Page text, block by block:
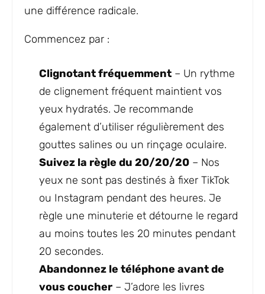
une différence radicale.
Commencez par :
Clignotant fréquemment – Un rythme
de clignement fréquent maintient vos
yeux hydratés. Je recommande
également d’utiliser régulièrement des
gouttes salines ou un rinçage oculaire.
Suivez la règle du 20/20/20 – Nos
yeux ne sont pas destinés à fixer TikTok
ou Instagram pendant des heures. Je
règle une minuterie et détourne le regard
au moins toutes les 20 minutes pendant
20 secondes.
Abandonnez le téléphone avant de
vous coucher – J’adore les livres